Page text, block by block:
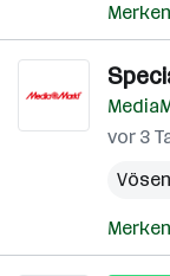
Merken
vor 3
Merken